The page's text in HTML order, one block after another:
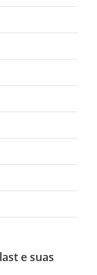
e suas